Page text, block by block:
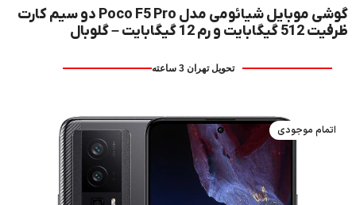
گوشی موبایل شیائومی مدل Poco F5 Pro دو سیم کارت
ظرفیت 512 گیگابایت و رم 12 گیگابایت – گلوبال
تحویل تهران 3 ساعته
اتمام موجودی